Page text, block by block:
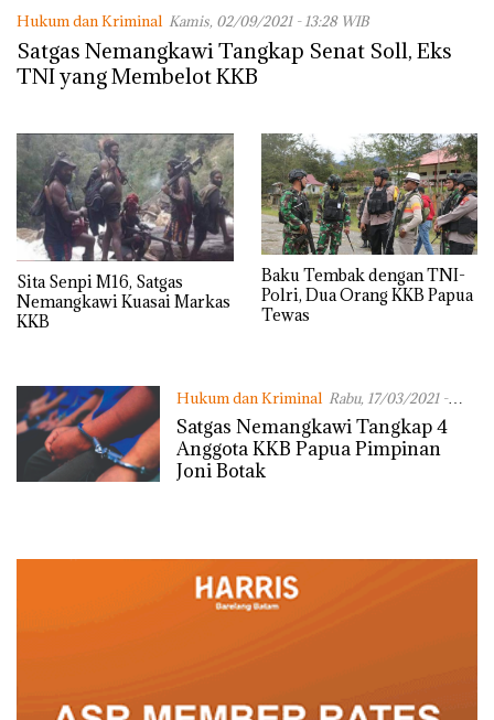
Hukum dan Kriminal Kamis, 02/09/2021 - 13:28 WIB
Satgas Nemangkawi Tangkap Senat Soll, Eks
TNI yang Membelot KKB
Sita Senpi M16, Satgas
Nemangkawi Kuasai Markas
KKB
Baku Tembak dengan TNI-
Polri, Dua Orang KKB Papua
Tewas
Hukum dan Kriminal Rabu, 17/03/2021 -
11:51 WIB
Satgas Nemangkawi Tangkap 4
Anggota KKB Papua Pimpinan
Joni Botak